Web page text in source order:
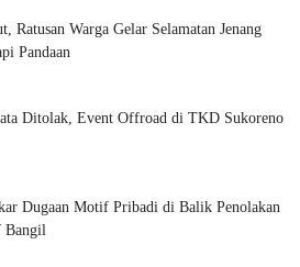
Ratusan Warga Gelar Selamatan Jenang
Pandaan
Ditolak, Event Offroad di TKD Sukoreno
Dugaan Motif Pribadi di Balik Penolakan
Bangil